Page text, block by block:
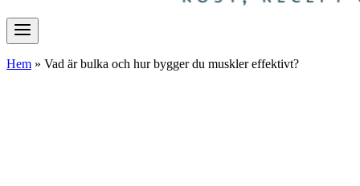
Hem » Vad är bulka och hur bygger du muskler effektivt?